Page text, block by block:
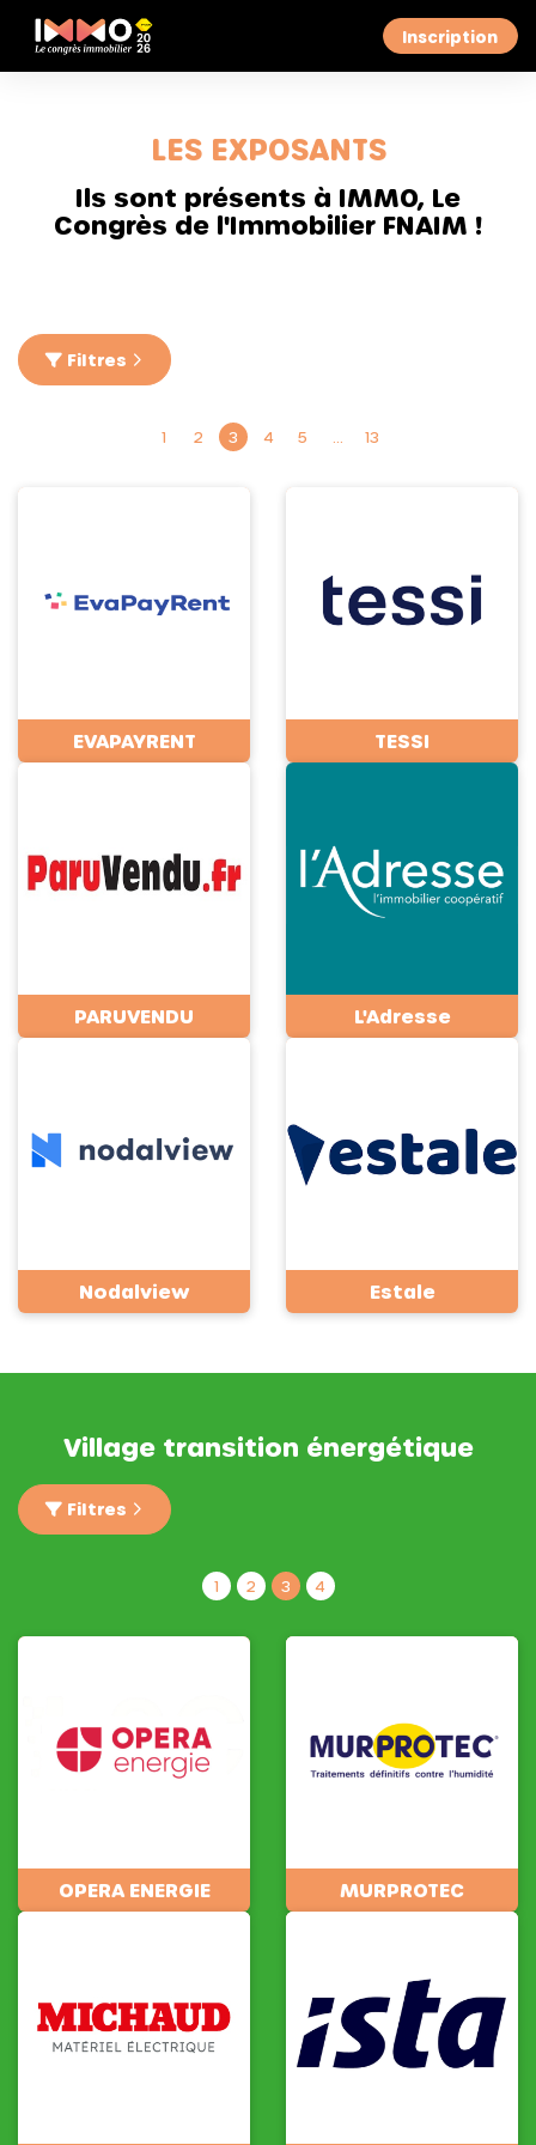
Inscription
LES EXPOSANTS
Ils sont présents à IMMO, Le
Congrès de l'Immobilier FNAIM !
Filtres
1 2 3 4 5 13
EVAPAYRENT TESSI
PARUVENDU L'Adresse
Nodalview Estale
Village transition énergétique
Filtres
1 2 3 4
OPERA ENERGIE MURPROTEC